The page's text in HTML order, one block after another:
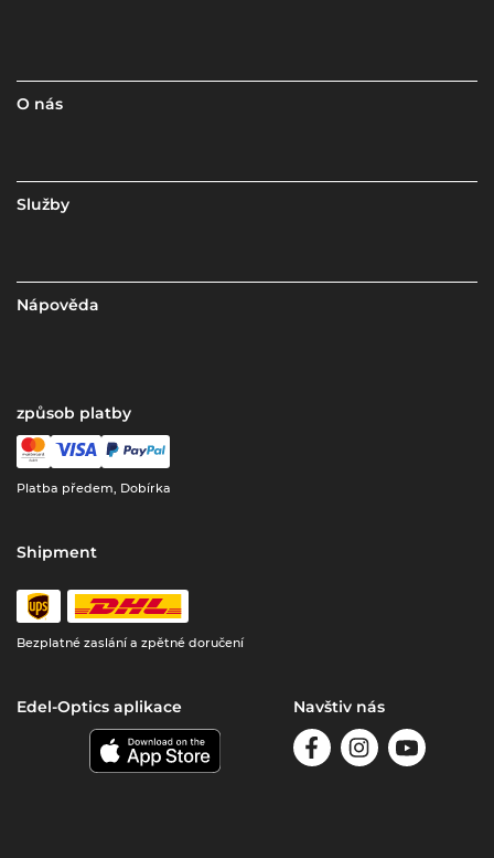
O nás
Služby
Nápověda
způsob platby
Platba předem, Dobírka
Shipment
Bezplatné zaslání a zpětné doručení
Edel-Optics aplikace Navštiv nás